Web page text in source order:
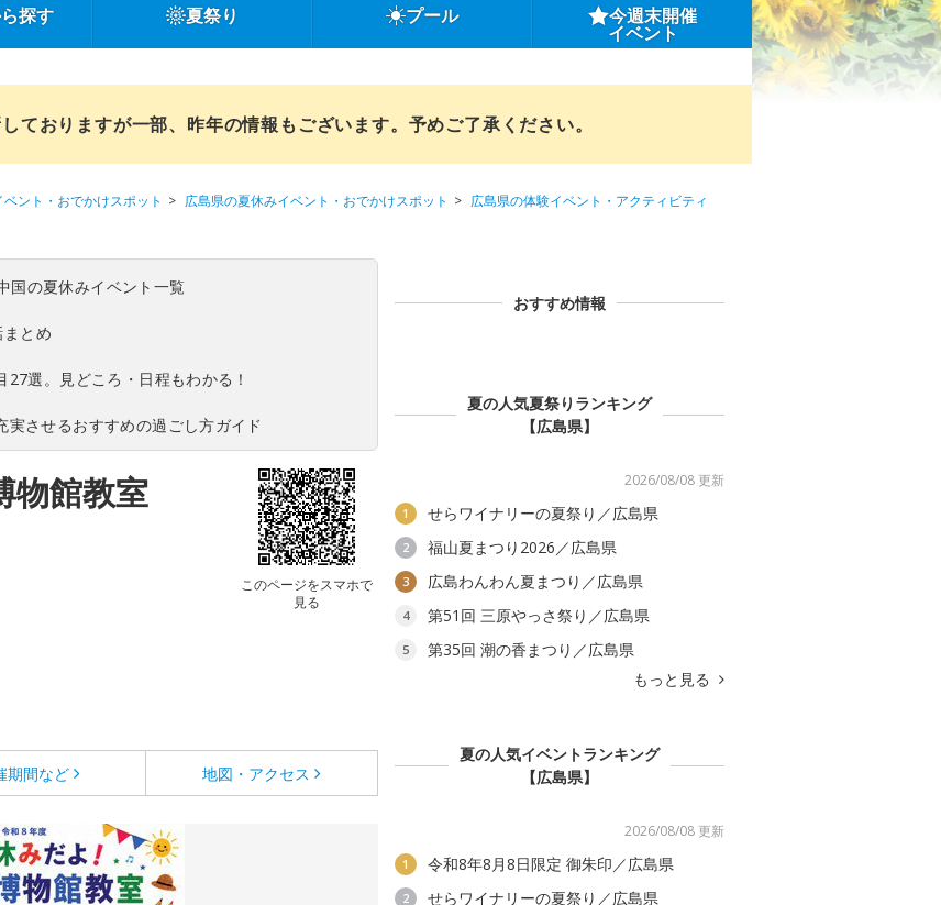
探す 夏祭り プール 今週末開催
イベント
ておりますが一部、昨年の情報もございます。予めご了承ください。
ント・おでかけスポット 広島県の夏休みイベント・おでかけスポット
広島県の体験イベント・アクティビティ
国の夏休みイベント一覧
とめ
27選。見どころ・日程もわかる！
実させるおすすめの過ごし方ガイド
物館教室
このページをスマホで
見る
期間など 地図・アクセス
おすすめ情報
夏の人気夏祭りランキング
【広島県】
2026/08/08 更新
1 せらワイナリーの夏祭り／広島県
2 福山夏まつり2026／広島県
3 広島わんわん夏まつり／広島県
4 第51回 三原やっさ祭り／広島県
5
第35回 潮の香まつり／広島県
もっと見る
夏の人気イベントランキング
【広島県】
2026/08/08 更新
1 令和8年8月8日限定 御朱印／広島県
2 せらワイナリーの夏祭り／広島県